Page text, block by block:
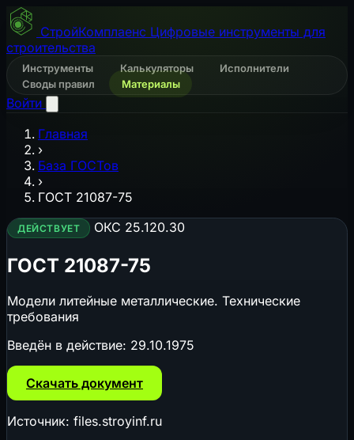
СтройКомплаенс Цифровые инструменты для
строительства
Инструменты Калькуляторы
Исполнители
Своды правил
Материалы
Войти
Главная
›
База ГОСТов
›
ГОСТ 21087-75
ДЕЙСТВУЕТ ОКС 25.120.30
ГОСТ 21087-75
Модели литейные металлические. Технические
требования
Введён в действие: 29.10.1975
Скачать документ
Источник: files.stroyinf.ru